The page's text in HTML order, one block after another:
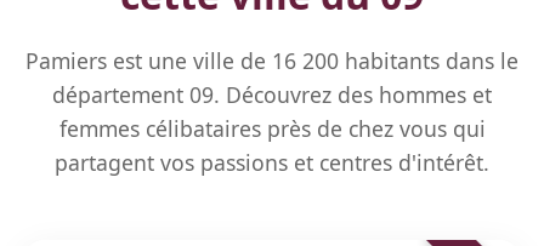
Pamiers est une ville de 16 200 habitants dans le
département 09. Découvrez des hommes et
femmes célibataires près de chez vous qui
partagent vos passions et centres d'intérêt.